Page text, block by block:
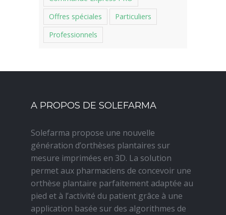
Offres spéciales
Particuliers
Professionnels
A PROPOS DE SOLEFARMA
Solefarma propose une nouvelle
génération d’orthèses plantaires sur
mesure imprimées en 3D. La solution
permet aux pharmaciens de concevoir une
orthèse plantaire parfaitement adaptée au
pied et à l’activité du patient grâce à une
application basée sur des algorithmes de